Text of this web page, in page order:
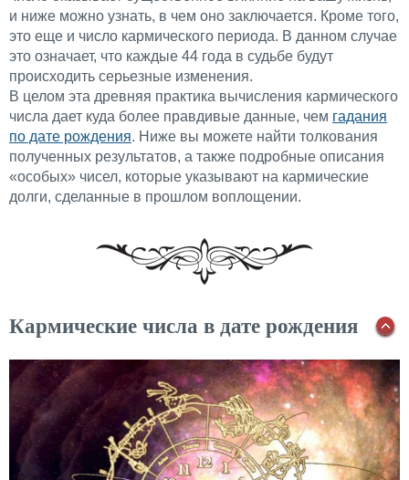
и ниже можно узнать, в чем оно заключается. Кроме того,
это еще и число кармического периода. В данном случае
это означает, что каждые 44 года в судьбе будут
происходить серьезные изменения.
В целом эта древняя практика вычисления кармического
числа дает куда более правдивые данные, чем гадания
по дате рождения. Ниже вы можете найти толкования
полученных результатов, а также подробные описания
«особых» чисел, которые указывают на кармические
долги, сделанные в прошлом воплощении.
Кармические числа в дате рождения